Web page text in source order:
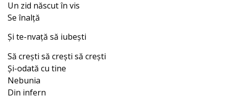
Un zid născut în vis
Se înalță
Și te-nvață să iubești
Să crești să crești să crești
Și-odată cu tine
Nebunia
Din infern